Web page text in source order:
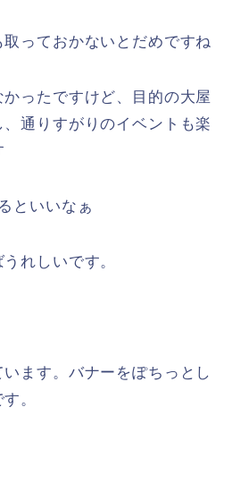
っておかないとだめですね
ったですけど、目的の大屋
通りすがりのイベントも楽
といいなぁ
れしいです。
ます。バナーをぽちっとし
。